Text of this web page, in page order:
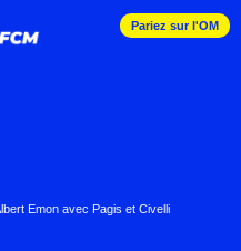
Pariez sur l'OM
Emon avec Pagis et Civelli